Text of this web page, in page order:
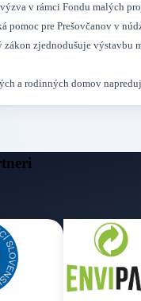
výzva v rámci Fondu malých
pomoc pre Prešovčanov v
zákon zjednodušuje výstavbu
a rodinných domov